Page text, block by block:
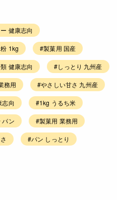
健康志向
1kg #製菓用 国産
健康志向 #しっとり 九州産
務用 #やさしい甘さ 九州産
志向 #1kg うるち米
パン #製菓用 業務用
#パン しっとり